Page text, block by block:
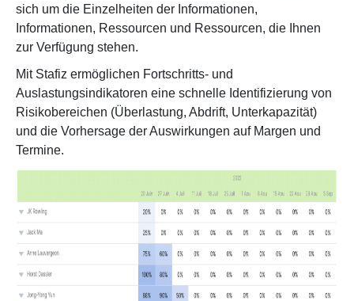
sich um die Einzelheiten der Informationen,
Informationen, Ressourcen und Ressourcen, die Ihnen
zur Verfügung stehen.
Mit Stafiz ermöglichen Fortschritts- und
Auslastungsindikatoren eine schnelle Identifizierung von
Risikobereichen (Überlastung, Abdrift, Unterkapazität)
und die Vorhersage der Auswirkungen auf Margen und
Termine.